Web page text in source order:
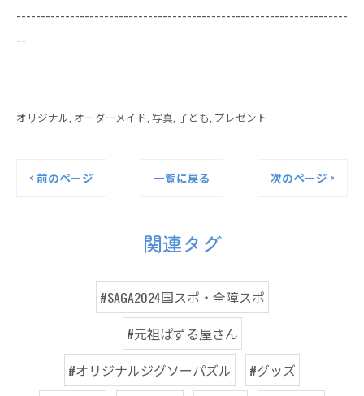
--------------------------------------------------------------------
--
オリジナル オーダーメイド 写真 子ども プレゼント
< 前のページ 一覧に戻る 次のページ >
関連タグ
#SAGA2024国スポ・全障スポ
#元祖ぱずる屋さん
#オリジナルジグソーパズル
#グッズ